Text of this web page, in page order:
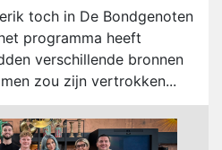
toch in De Bondgenoten
programma heeft
verschillende bronnen
zou zijn vertrokken...